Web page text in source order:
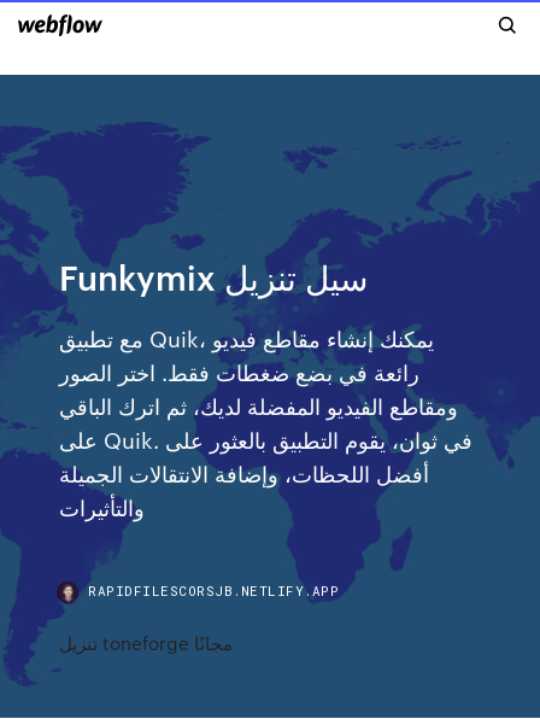
Funkymix سيل تنزيل
مع تطبيق Quik، يمكنك إنشاء مقاطع فيديو
رائعة في بضع ضغطات فقط. اختر الصور
ومقاطع الفيديو المفضلة لديك، ثم اترك الباقي
على Quik. في ثوان، يقوم التطبيق بالعثور على
أفضل اللحظات، وإضافة الانتقالات الجميلة
والتأثيرات
RAPIDFILESCORSJB.NETLIFY.APP
تنزيل toneforge مجانًا